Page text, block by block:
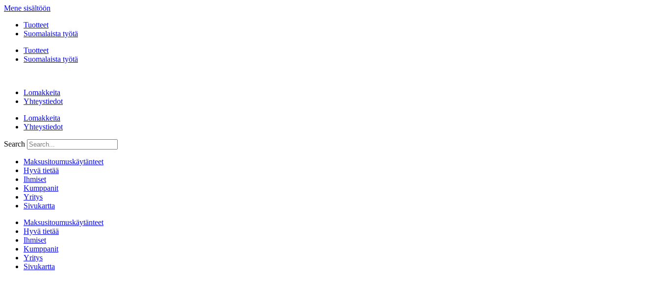
Mene sisältöön
Tuotteet
Suomalaista työtä
Tuotteet
Suomalaista työtä
Lomakkeita
Yhteystiedot
Lomakkeita
Yhteystiedot
Search
Maksusitoumuskäytänteet
Hyvä tietää
Ihmiset
Kumppanit
Yritys
Sivukartta
Maksusitoumuskäytänteet
Hyvä tietää
Ihmiset
Kumppanit
Yritys
Sivukartta